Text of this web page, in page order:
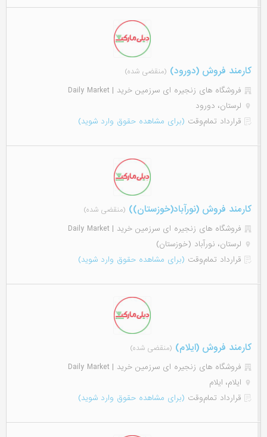
کارمند فروش (دورود) (منقضی شده)
فروشگاه های زنجیره ای سرزمین خرید | Daily Market
لرستان، دورود
قرارداد تمام‌وقت (برای مشاهده حقوق وارد شوید)
کارمند فروش (نورآباد(خوزستان)) (منقضی شده)
فروشگاه های زنجیره ای سرزمین خرید | Daily Market
لرستان، نورآباد (خوزستان)
قرارداد تمام‌وقت (برای مشاهده حقوق وارد شوید)
کارمند فروش (ایلام) (منقضی شده)
فروشگاه های زنجیره ای سرزمین خرید | Daily Market
ایلام، ایلام
قرارداد تمام‌وقت (برای مشاهده حقوق وارد شوید)